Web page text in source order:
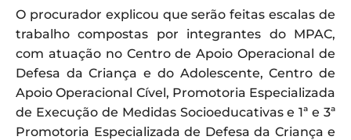
O procurador explicou que serão feitas escalas de
trabalho compostas por integrantes do MPAC,
com atuação no Centro de Apoio Operacional de
Defesa da Criança e do Adolescente, Centro de
Apoio Operacional Cível, Promotoria Especializada
de Execução de Medidas Socioeducativas e 1ª e 3ª
Promotoria Especializada de Defesa da Criança e